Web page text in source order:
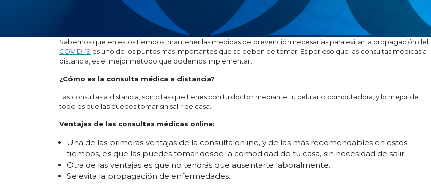
Sabemos que en estos tiempos, mantener las medidas de prevención necesarias para evitar la propagación del
COVID-19 es uno de los puntos más importantes que se deben de tomar. Es por eso que las consultas médicas a
distancia, es el mejor método que podemos implementar.
¿Cómo es la consulta médica a distancia?
Las consultas a distancia, son citas que tienes con tu doctor mediante tu celular o computadora, y lo mejor de
todo es que las puedes tomar sin salir de casa.
Ventajas de las consultas médicas online:
Una de las primeras ventajas de la consulta online, y de las más recomendables en estos
tiempos, es que las puedes tomar desde la comodidad de tu casa, sin necesidad de salir.
Otra de las ventajas es que no tendrás que ausentarte laboralmente.
Se evita la propagación de enfermedades.